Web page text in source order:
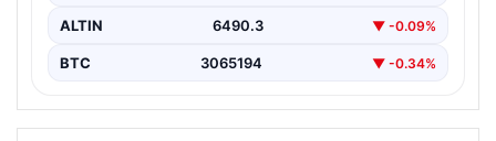
ALTIN 6490.3 ▼ -0.09%
BTC 3065194 ▼ -0.34%